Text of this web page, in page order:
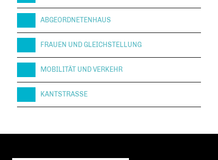
ABGEORDNETENHAUS
FRAUEN UND GLEICHSTELLUNG
MOBILITÄT UND VERKEHR
KANTSTRASSE